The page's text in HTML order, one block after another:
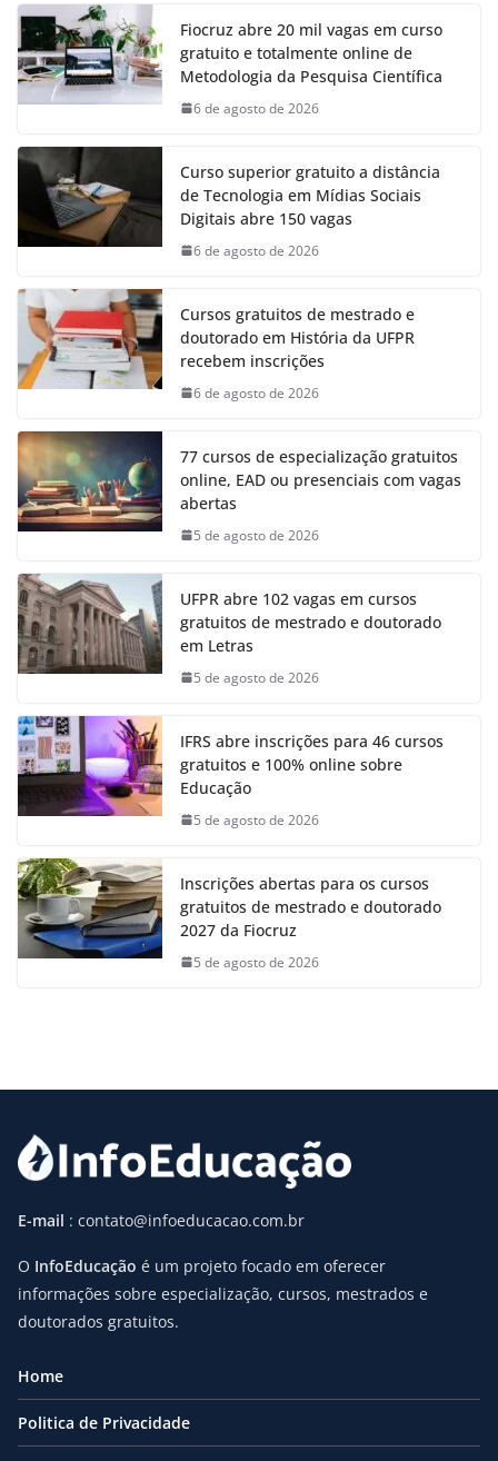
Fiocruz abre 20 mil vagas em curso
gratuito e totalmente online de
Metodologia da Pesquisa Científica
6 de agosto de 2026
Curso superior gratuito a distância
de Tecnologia em Mídias Sociais
Digitais abre 150 vagas
6 de agosto de 2026
Cursos gratuitos de mestrado e
doutorado em História da UFPR
recebem inscrições
6 de agosto de 2026
77 cursos de especialização gratuitos
online, EAD ou presenciais com vagas
abertas
5 de agosto de 2026
UFPR abre 102 vagas em cursos
gratuitos de mestrado e doutorado
em Letras
5 de agosto de 2026
IFRS abre inscrições para 46 cursos
gratuitos e 100% online sobre
Educação
5 de agosto de 2026
Inscrições abertas para os cursos
gratuitos de mestrado e doutorado
2027 da Fiocruz
5 de agosto de 2026
E-mail : contato@infoeducacao.com.br
O InfoEducação é um projeto focado em oferecer
informações sobre especialização, cursos, mestrados e
doutorados gratuitos.
Home
Politica de Privacidade